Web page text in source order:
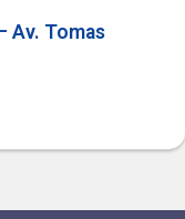
Av. Tomas